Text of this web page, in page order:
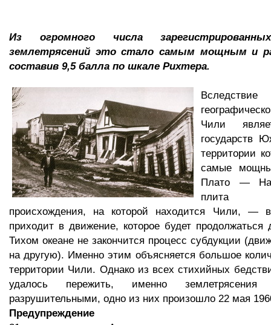
Из огромного числа
землетрясений это стало самым мощным и
составив 9,5 балла по шкале Рихтера.
Чили
государств
территории
самые
Плато —
плита
происхождения, на которой находится Чили, —
приходит в движение, которое будет продолжаться
Тихом океане не закончится процесс субдукции
на другую). Именно этим объясняется большое
территории Чили. Однако из всех стихийных
удалось пережить, именно
разрушительными, одно из них произошло 22 мая
Предупреждение